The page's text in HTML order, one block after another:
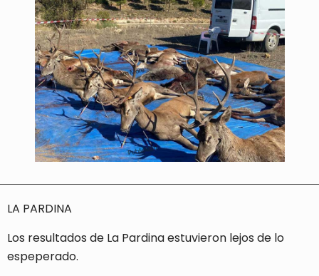
LA PARDINA
Los resultados de La Pardina estuvieron lejos de lo
espeperado.